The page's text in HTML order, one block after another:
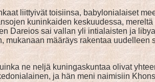
liittyivät toisiinsa, babylonialaiset
kuninkaiden keskuudessa,
Dareios sai vallan yli intialaisten ja
mukanaan määräys rakentaa
ne neljä kuningaskuntaa olivat
ja hän meni naimisiin